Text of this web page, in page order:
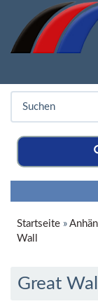
Startseite »
Wall
Great Wall